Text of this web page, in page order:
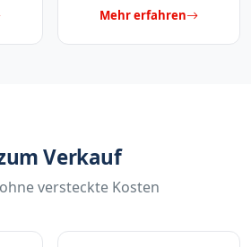
Mehr erfahren
Verkauf
versteckte Kosten